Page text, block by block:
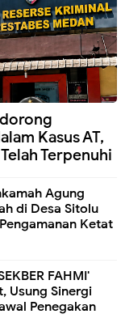
Kasus AT,
Terpenuhi
Agung
di Desa Sitolu
Ketat
FAHMI'
Usung Sinergi
Penegakan